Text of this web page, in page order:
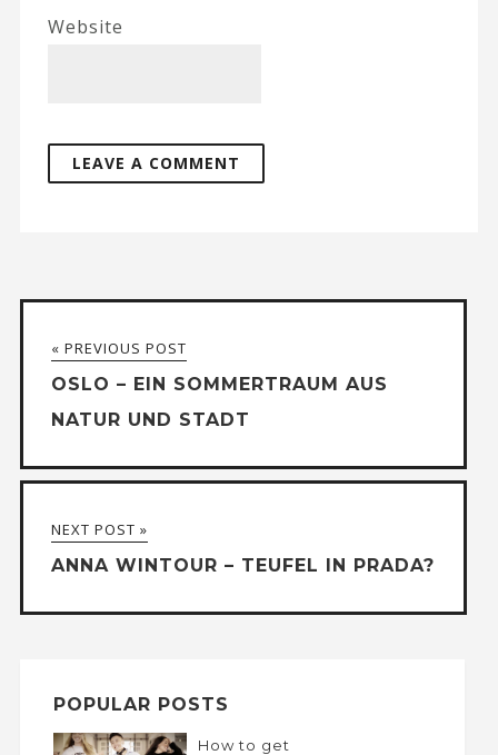
Website
« PREVIOUS POST
OSLO – EIN SOMMERTRAUM AUS
NATUR UND STADT
NEXT POST »
ANNA WINTOUR – TEUFEL IN PRADA?
POPULAR POSTS
How to get